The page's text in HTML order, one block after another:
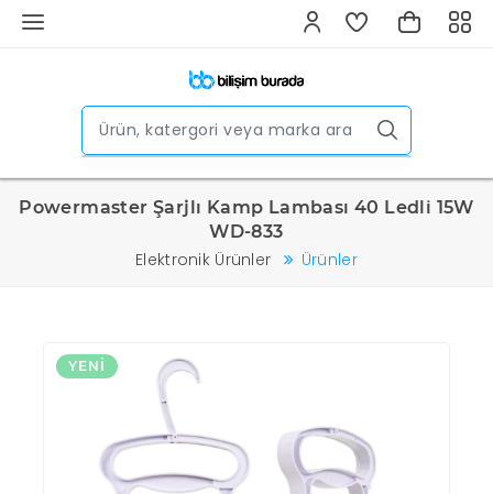
Powermaster Şarjlı Kamp Lambası 40 Ledli 15W
WD-833
Elektronik Ürünler Ürünler
YENI